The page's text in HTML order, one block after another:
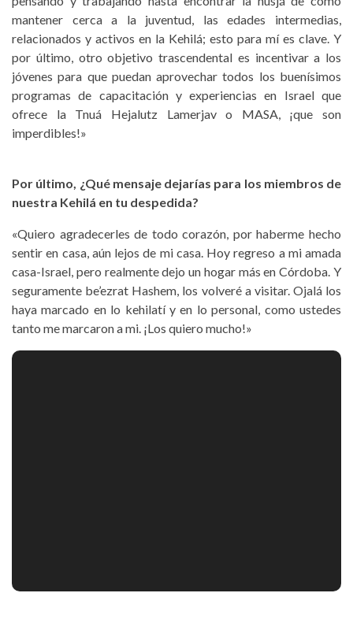
mantener cerca a la juventud, las edades intermedias,
relacionados y activos en la Kehilá; esto para mí es clave. Y
por último, otro objetivo trascendental es incentivar a los
jóvenes para que puedan aprovechar todos los buenísimos
programas de capacitación y experiencias en Israel que
ofrece la Tnuá Hejalutz Lamerjav o MASA, ¡que son
imperdibles!»
Por último, ¿Qué mensaje dejarías para los miembros de
nuestra Kehilá en tu despedida?
«Quiero agradecerles de todo corazón, por haberme hecho
sentir en casa, aún lejos de mi casa. Hoy regreso a mi amada
casa-Israel, pero realmente dejo un hogar más en Córdoba. Y
seguramente be’ezrat Hashem, los volveré a visitar. Ojalá los
haya marcado en lo kehilatí y en lo personal, como ustedes
tanto me marcaron a mi. ¡Los quiero mucho!»